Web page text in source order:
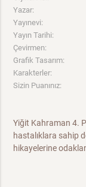
Yazar:
Yayınevi:
Yayın Tarihi:
Çevirmen:
Grafik Tasarım:
Karakterler:
Sizin Puanınız:
Yiğit Kahraman 4.
hastalıklara sahip
hikayelerine